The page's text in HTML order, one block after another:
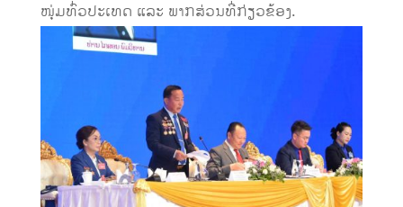
ໜຸ່ມທົ່ວປະເທດ ແລະ ພາກສ່ວນທີ່ກ່ຽວຂ້ອງ.